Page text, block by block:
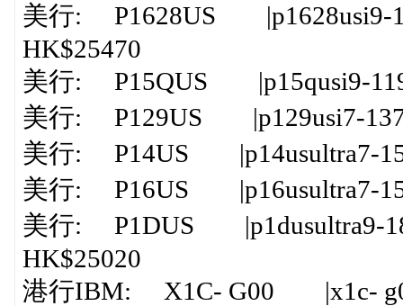
美行: P1628US |p1628usi9-
HK$25470
美行: P15QUS |p15qusi9-
美行: P129US |p129usi7-
美行: P14US |p14usultra7-
美行: P16US |p16usultra7-
美行: P1DUS |p1dusultra9-
HK$25020
港行IBM: X1C- G00 |x1c-